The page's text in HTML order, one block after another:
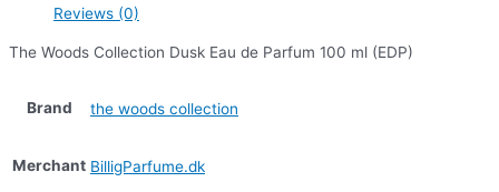
Reviews (0)
The Woods Collection Dusk Eau de Parfum 100 ml (EDP)
Brand the woods collection
Merchant BilligParfume.dk